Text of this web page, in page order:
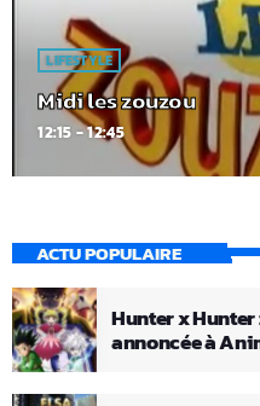
LIFESTYLE
Midi les zouzou
12:15 - 12:45
ACTU POPULAIRE
Hunter x
annoncée à